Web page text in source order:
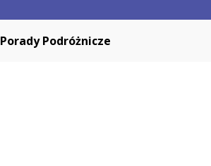
Porady Podróżnicze